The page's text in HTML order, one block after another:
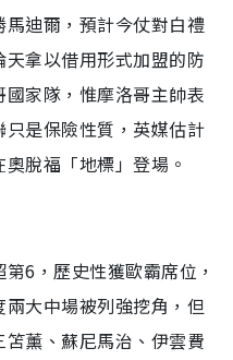
迪爾，預計今仗對白禮
拿以借用形式加盟的防
家隊，惟摩洛哥主帥表
是保險性質，英媒估計
脫福「地標」登場。
6，歷史性獲歐霸席位，
大中場被列強挖角，但
薰、蘇尼馬治、伊雲費